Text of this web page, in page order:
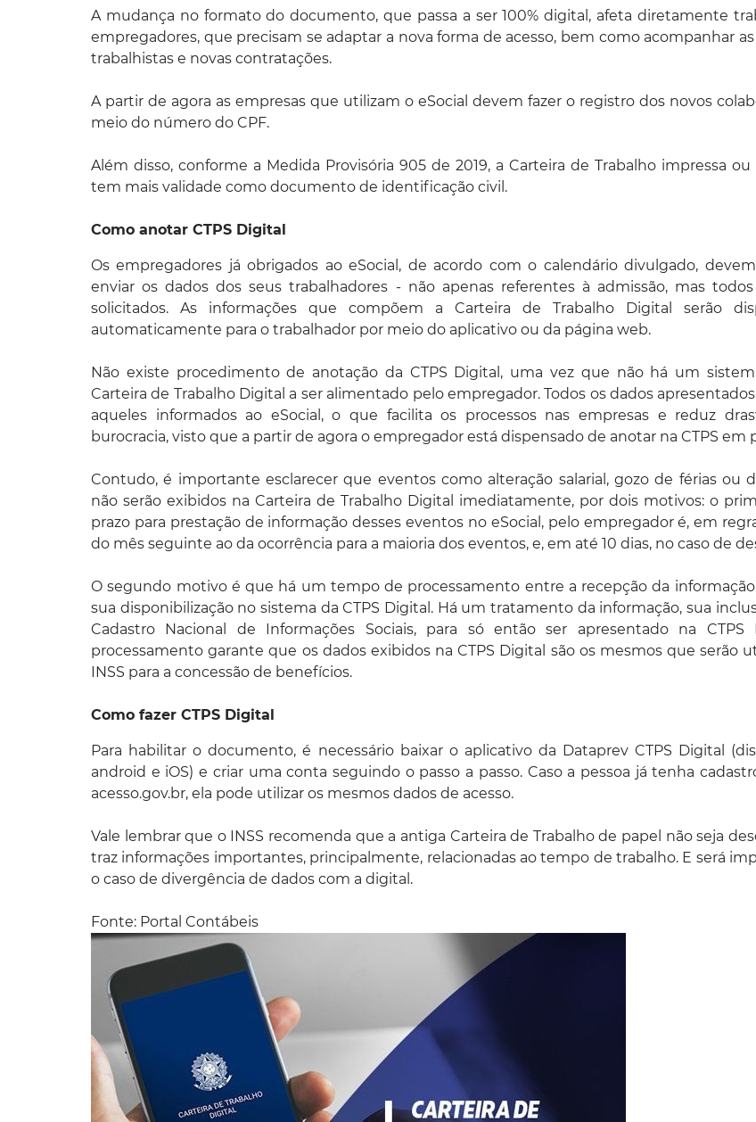
A mudança no formato do documento, que passa a ser 100% digital, afeta diretamente
empregadores, que precisam se adaptar a nova forma de acesso, bem como acompanhar
trabalhistas e novas contratações.
A partir de agora as empresas que utilizam o eSocial devem fazer o registro dos novos
meio do número do CPF.
Além disso, conforme a Medida Provisória 905 de 2019, a Carteira de Trabalho impressa
tem mais validade como documento de identificação civil.
Como anotar CTPS Digital
Os empregadores já obrigados ao eSocial, de acordo com o calendário divulgado,
enviar os dados dos seus trabalhadores - não apenas referentes à admissão, mas
solicitados. As informações que compõem a Carteira de Trabalho Digital serão
automaticamente para o trabalhador por meio do aplicativo ou da página web.
Não existe procedimento de anotação da CTPS Digital, uma vez que não há um
Carteira de Trabalho Digital a ser alimentado pelo empregador. Todos os dados apresentados
aqueles informados ao eSocial, o que facilita os processos nas empresas e reduz
burocracia, visto que a partir de agora o empregador está dispensado de anotar na CTPS em
Contudo, é importante esclarecer que eventos como alteração salarial, gozo de férias ou
não serão exibidos na Carteira de Trabalho Digital imediatamente, por dois motivos: o
prazo para prestação de informação desses eventos no eSocial, pelo empregador é, em
do mês seguinte ao da ocorrência para a maioria dos eventos, e, em até 10 dias, no caso de
O segundo motivo é que há um tempo de processamento entre a recepção da informação
sua disponibilização no sistema da CTPS Digital. Há um tratamento da informação, sua
Cadastro Nacional de Informações Sociais, para só então ser apresentado na CTPS
processamento garante que os dados exibidos na CTPS Digital são os mesmos que serão
INSS para a concessão de benefícios.
Como fazer CTPS Digital
Para habilitar o documento, é necessário baixar o aplicativo da Dataprev CTPS Digital
android e iOS) e criar uma conta seguindo o passo a passo. Caso a pessoa já tenha
acesso.gov.br, ela pode utilizar os mesmos dados de acesso.
Vale lembrar que o INSS recomenda que a antiga Carteira de Trabalho de papel não seja
traz informações importantes, principalmente, relacionadas ao tempo de trabalho. E será
o caso de divergência de dados com a digital.
Fonte: Portal Contábeis